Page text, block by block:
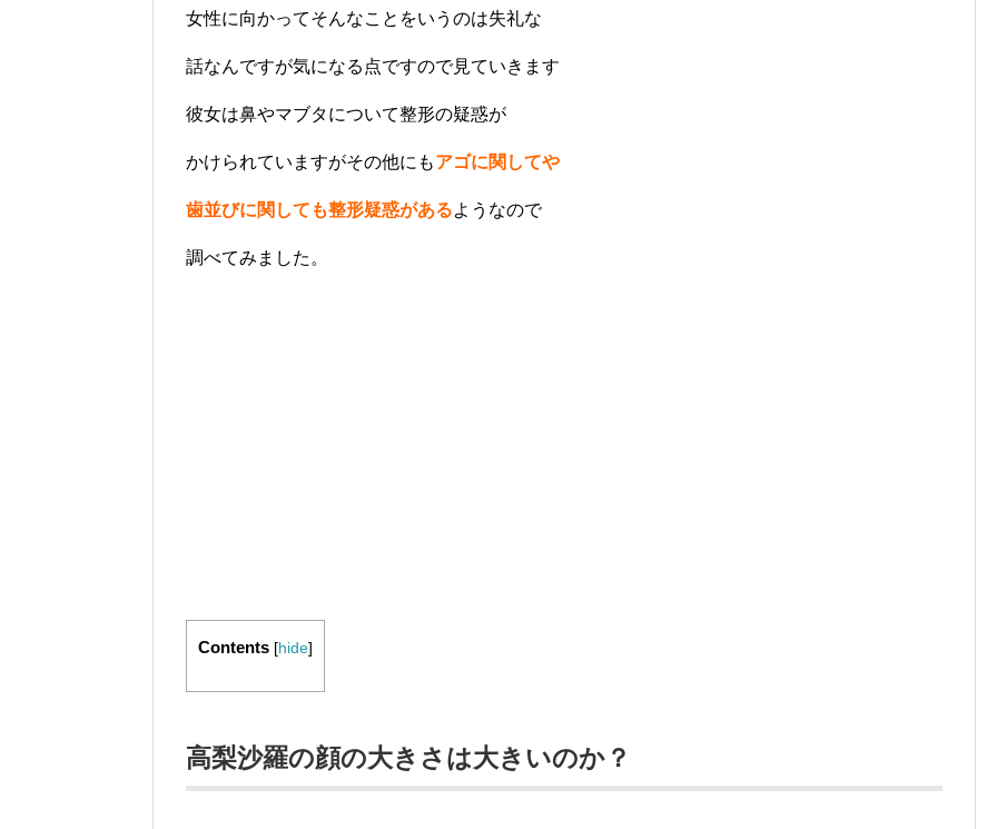
女性に向かってそんなことをいうのは失礼な
話なんですが気になる点ですので見ていきます
彼女は鼻やマブタについて整形の疑惑が
かけられていますがその他にもアゴに関してや
歯並びに関しても整形疑惑があるようなので
調べてみました。
Contents [hide]
高梨沙羅の顔の大きさは大きいのか？